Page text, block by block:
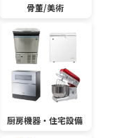
骨董/美術
厨房機器・住宅設備